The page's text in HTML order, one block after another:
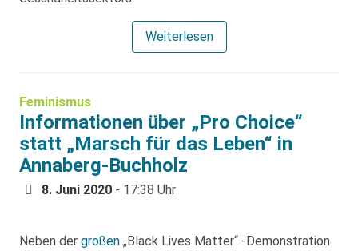
Weiterlesen
Feminismus
Informationen über „Pro Choice“
statt „Marsch für das Leben“ in
Annaberg-Buchholz
8. Juni 2020 - 17:38 Uhr
Neben der großen „Black Lives Matter“ -Demonstration